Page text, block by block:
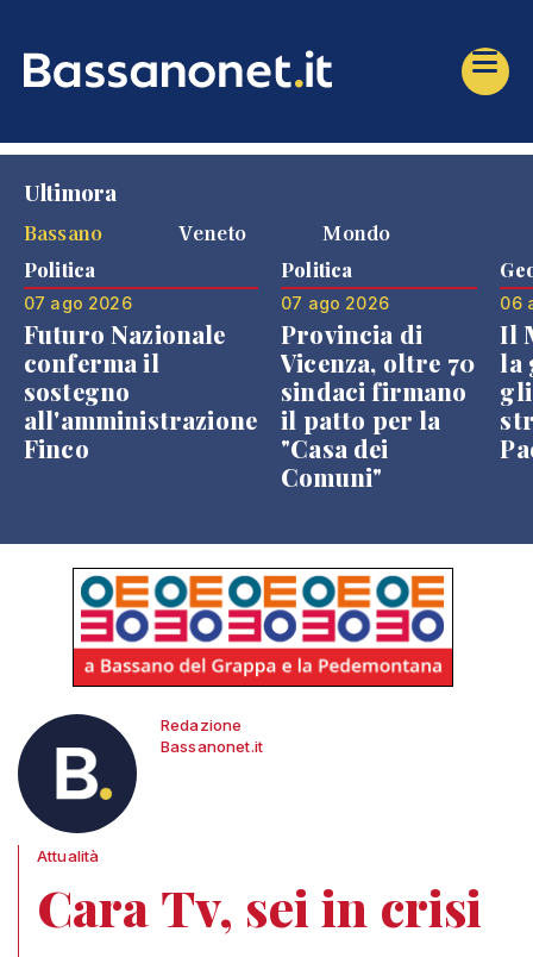
Ultimora
Bassano
Veneto Mondo
Politica
07 ago 2026
Futuro Nazionale
conferma il
sostegno
all'amministrazione
Finco
Politica
07 ago 2026
Provincia di
Vicenza, oltre 70
sindaci firmano
il patto per la
"Casa dei
Comuni"
06
Il
la
Redazione
Bassanonet.it
Attualità
Cara Tv, sei in crisi